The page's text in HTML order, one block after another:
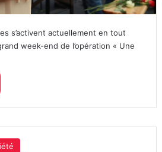
s’activent actuellement en tout
week-end de l’opération « Une